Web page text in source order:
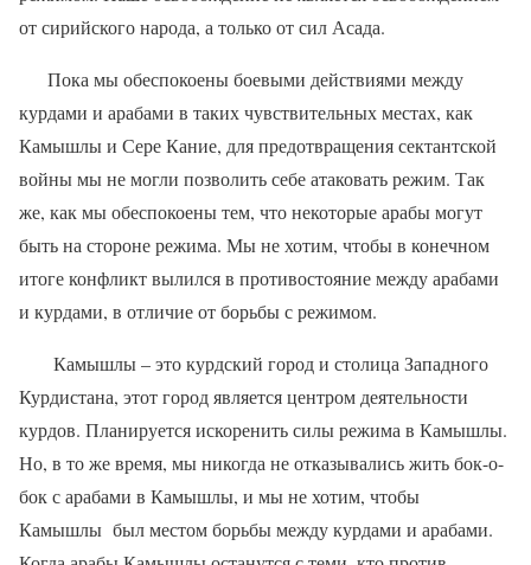
от сирийского народа, а только от сил Асада.
Пока мы обеспокоены боевыми действиями между
курдами и арабами в таких чувствительных местах, как
Камышлы и Сере Кание, для предотвращения сектантской
войны мы не могли позволить себе атаковать режим. Так
же, как мы обеспокоены тем, что некоторые арабы могут
быть на стороне режима. Мы не хотим, чтобы в конечном
итоге конфликт вылился в противостояние между арабами
и курдами, в отличие от борьбы с режимом.
Камышлы – это курдский город и столица Западного
Курдистана, этот город является центром деятельности
курдов. Планируется искоренить силы режима в Камышлы.
Но, в то же время, мы никогда не отказывались жить бок-о-
бок с арабами в Камышлы, и мы не хотим, чтобы
Камышлы был местом борьбы между курдами и арабами.